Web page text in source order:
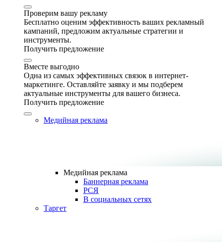
Проверим вашу рекламу
Бесплатно оценим эффективность ваших рекламный
кампаний, предложим актуальные стратегии и
инструменты.
Получить предложение
Вместе выгодно
Одна из самых эффективных связок в интернет-
маркетинге. Оставляйте заявку и мы подберем
актуальные инструменты для вашего бизнеса.
Получить предложение
Медийная реклама
Медийная реклама
Баннерная реклама
РСЯ
В социальных сетях
Таргет